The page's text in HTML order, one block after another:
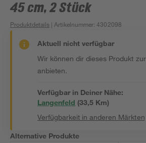
45 cm, 2 Stück
Produktdetails | Artikelnummer:4302098
Aktuell nicht verfügbar
Wir können dir dieses Produkt
anbieten.
Verfügbar in Deiner Nähe:
Langenfeld (33,5 Km)
Verfügbarkeit in anderen Märkten
Alternative Produkte